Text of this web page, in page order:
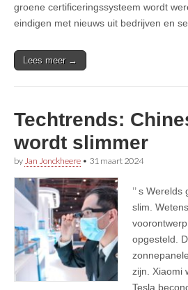
groene certificeringssysteem wordt
eindigen met nieuws uit bedrijven en
Lees meer →
Techtrends:
wordt slimmer
by Jan Jonckheere • 31 maart 2024
’’ s
slim.
opgesteld.
zijn. Xiaomi
Tesla